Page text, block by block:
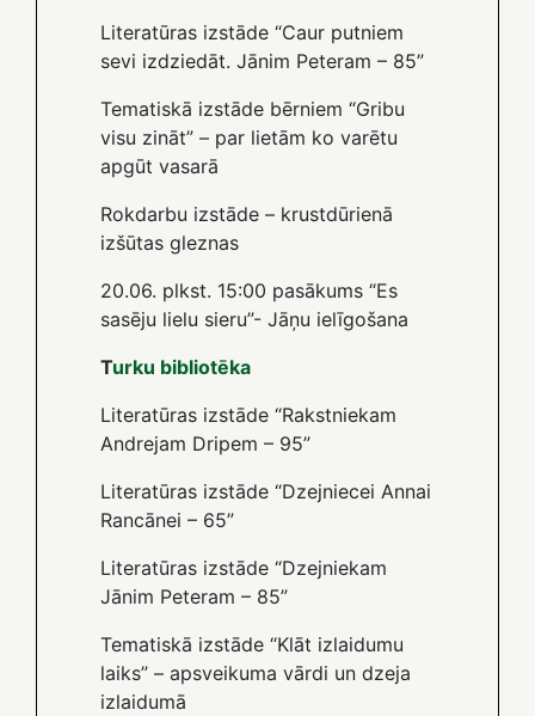
Literatūras izstāde “Caur putniem
sevi izdziedāt. Jānim Peteram – 85”
Tematiskā izstāde bērniem “Gribu
visu zināt” – par lietām ko varētu
apgūt vasarā
Rokdarbu izstāde – krustdūrienā
izšūtas gleznas
20.06. plkst. 15:00 pasākums “Es
sasēju lielu sieru”- Jāņu ielīgošana
Turku bibliotēka
Literatūras izstāde “Rakstniekam
Andrejam Dripem – 95”
Literatūras izstāde “Dzejniecei Annai
Rancānei – 65”
Literatūras izstāde “Dzejniekam
Jānim Peteram – 85”
Tematiskā izstāde “Klāt izlaidumu
laiks” – apsveikuma vārdi un dzeja
izlaidumā